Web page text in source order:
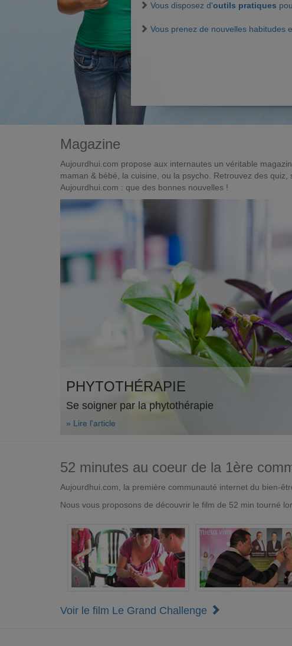
Vous disposez d'outils pratiques
Vous prenez de nouvelles habitudes
Magazine
Aujourdhui.com propose aux internautes un véritable
maman & bébé, la cuisine, ou la psycho. Retrouvez des
Aujourdhui.com : que des bonnes nouvelles !
PHYTOTHÉRAPIE
Se soigner par la phytothérapie
» Lire l'article
52 minutes au coeur de la 1ère
Aujourdhui.com, la première communauté internet du bien-
Nous vous proposons de découvrir le film de 52 min tourné
Voir le film Le Grand Challenge